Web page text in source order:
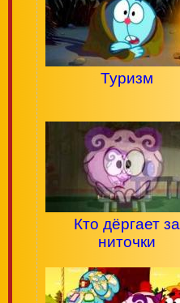
Туризм
Кто дёргает за
ниточки